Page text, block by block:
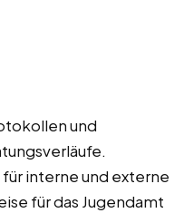
und
interne und externe
für das Jugendamt